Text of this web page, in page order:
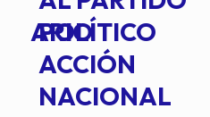
POLÍTICO
ACCIÓN
NACIONAL